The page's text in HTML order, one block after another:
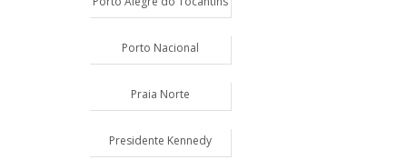
Porto Nacional
Praia Norte
Presidente Kennedy